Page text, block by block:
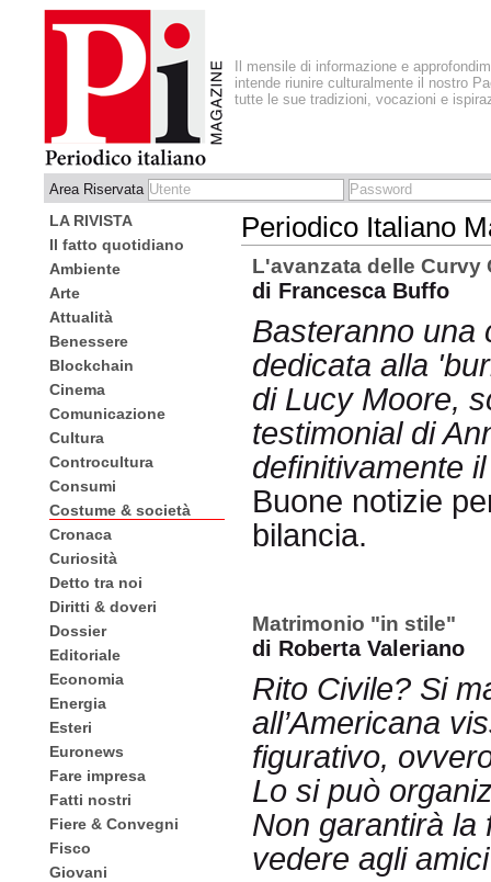
Il mensile di informazione e
intende riunire culturalmente il nostro
tutte le sue tradizioni, vocazioni e
Area Riservata
LA RIVISTA
Il fatto quotidiano
Ambiente
Arte
Attualità
Benessere
Blockchain
Cinema
Comunicazione
Cultura
Controcultura
Consumi
Costume & società
Cronaca
Curiosità
Detto tra noi
Diritti & doveri
Dossier
Editoriale
Economia
Energia
Esteri
Euronews
Fare impresa
Fatti nostri
Fiere & Convegni
Fisco
Giovani
Periodico Italiano
L'avanzata delle Curvy
di Francesca Buffo
Basteranno una
dedicata alla
di Lucy Moore,
testimonial di
definitivamente
Buone notizie
bilancia.
Matrimonio "in stile"
di Roberta Valeriano
Rito Civile? Si
all’Americana
figurativo,
Lo si può
Non garantirà la
vedere agli